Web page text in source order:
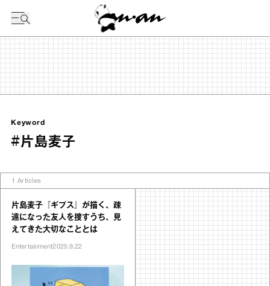
Keyword
#片島麦子
1 Articles
片島麦子『ギプス』が描く、疎
遠になった友人を捜すうち、見
えてきた大切なこととは
Entertainment2025.9.22